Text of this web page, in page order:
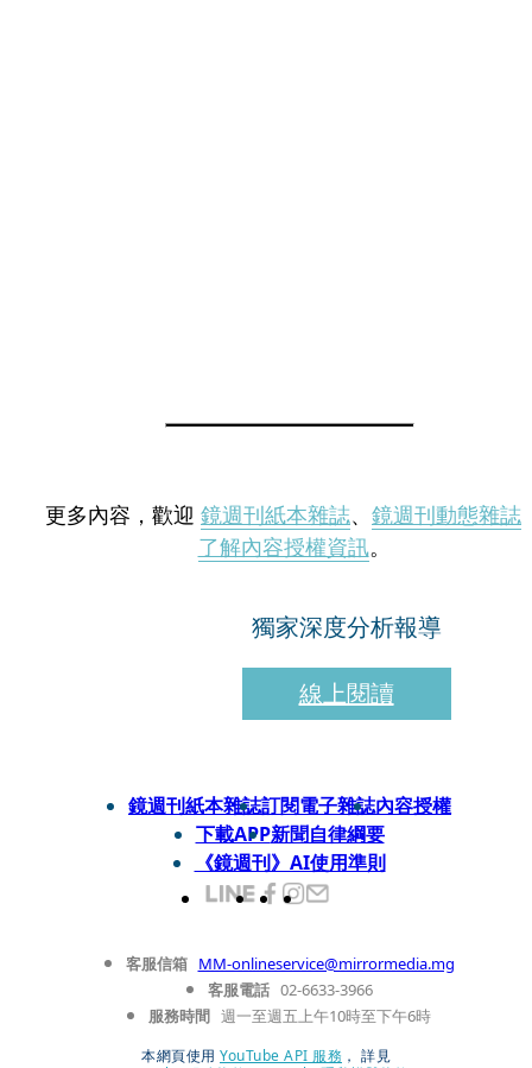
更多內容，歡迎 鏡週刊紙本雜誌、 鏡週刊動態雜誌
了解內容授權資訊。
獨家深度分析報導
線上閱讀
鏡週刊紙本雜誌訂閱電子雜誌內容授權
下載APP新聞自律綱要
《鏡週刊》AI使用準則
客服信箱 MM-onlineservice@mirrormedia.mg
客服電話 02-6633-3966
服務時間 週一至週五上午10時至下午6時
本網頁使用 YouTube API 服務 ， 詳見